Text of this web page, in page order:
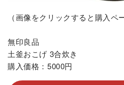
（画像をクリックすると購入ペ
無印良品
土釜おこげ 3合炊き
購入価格：5000円